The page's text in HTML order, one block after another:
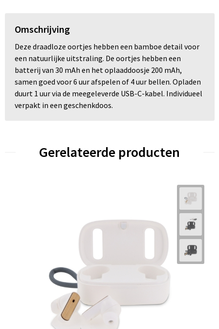
Omschrijving
Deze draadloze oortjes hebben een bamboe detail voor
een natuurlijke uitstraling. De oortjes hebben een
batterij van 30 mAh en het oplaaddoosje 200 mAh,
samen goed voor 6 uur afspelen of 4 uur bellen. Opladen
duurt 1 uur via de meegeleverde USB-C-kabel. Individueel
verpakt in een geschenkdoos.
Gerelateerde producten